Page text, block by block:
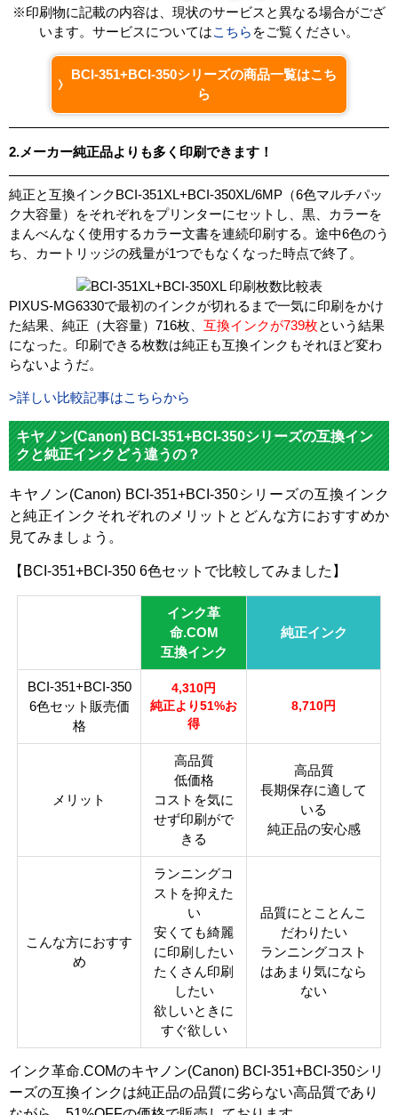
タイ
プ
互換インク
※印刷物に記載の内容は、現状のサービスと異なる場合がござ
います。サービスについてはこちら をご覧ください。
BCI-351+BCI-350シリーズの商品一覧はこち
ら
2.メーカー純正品よりも多く印刷できます！
純正と互換インクBCI-351XL+BCI-350XL/6MP（6色マルチパッ
ク大容量）をそれぞれをプリンターにセットし、黒、カラーを
まんべんなく使用するカラー文書を連続印刷する。途中6色のう
ち、カートリッジの残量が1つでもなくなった時点で終了。
PIXUS-MG6330で最初のインクが切れるまで一気に印刷をかけ
た結果、純正（大容量）716枚、 互換インクが739枚という結果
になった。印刷できる枚数は純正も互換インクもそれほど変わ
らないようだ。
>詳しい比較記事はこちらから
キヤノン(Canon) BCI-351+BCI-350シリーズの互換イン
クと純正インクどう違うの？
キヤノン(Canon) BCI-351+BCI-350シリーズの互換インク
と純正インクそれぞれのメリットとどんな方におすすめか
見てみましょう。
【BCI-351+BCI-350 6色セットで比較してみました】
インク革
命.COM
互換インク
純正インク
BCI-351+BCI-350
6色セット販売価
格
4,310円
純正より51%お
得
8,710円
メリット
高品質
低価格
コストを気に
せず印刷がで
きる
高品質
長期保存に適して
いる
純正品の安心感
こんな方におすす
め
ランニングコ
ストを抑えた
い
安くても綺麗
に印刷したい
たくさん印刷
したい
欲しいときに
すぐ欲しい
品質にとことんこ
だわりたい
ランニングコスト
はあまり気になら
ない
インク革命.COMのキヤノン(Canon) BCI-351+BCI-350シリ
ーズの互換インクは純正品の品質に劣らない高品質であり